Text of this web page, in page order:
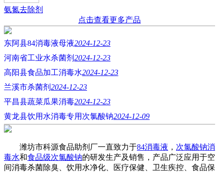
氨氮去除剂
点击查看更多产品
东阿县84消毒液母液2024-12-23
河南省工业水杀菌剂 2024-12-23
高阳县食品加工消毒水2024-12-23
兰溪市杀菌剂 2024-12-23
平昌县蔬菜瓜果消毒2024-12-23
黄龙县饮用水消毒专用次氯酸钠2024-12-09
潍坊市科源食品助剂厂一直致力于84消毒液 ， 次氯酸钠消
毒水和食品级次氯酸钠的研发生产及销售，产品广泛应用于空
间消毒杀菌除臭、饮用水净化、医疗保健、卫生疾控、食品保